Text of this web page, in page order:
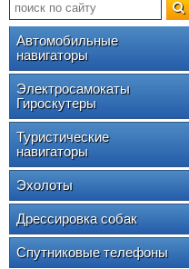
Автомобильные
навигаторы
Электросамокаты
Гироскутеры
Туристические
навигаторы
Эхолоты
Дрессировка собак
Спутниковые телефоны